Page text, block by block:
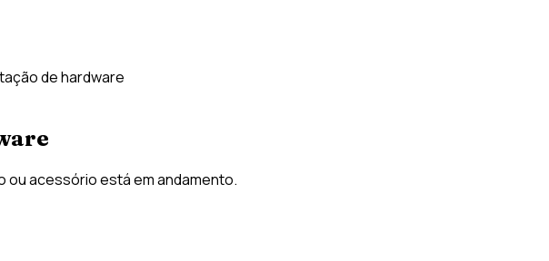
de hardware
ou acessório está em andamento.